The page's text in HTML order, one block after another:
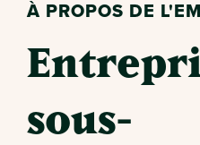
À PROPOS DE
sous-